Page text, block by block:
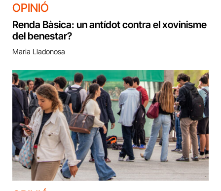
OPINIÓ
Renda Bàsica: un antídot contra el xovinisme
del benestar?
Maria Lladonosa